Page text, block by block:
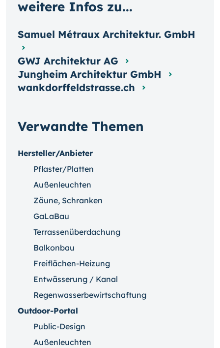
Verwandte Themen
Hersteller/Anbieter
Pflaster/Platten
Außenleuchten
Zäune, Schranken
GaLaBau
Terrassenüberdachung
Balkonbau
Freiflächen-Heizung
Entwässerung / Kanal
Regenwasserbewirtschaftung
Outdoor-Portal
Public-Design
Außenleuchten
weitere Infos zu...
Samuel Métraux Architektur. GmbH
GWJ Architektur AG
Jungheim Architektur GmbH
wankdorffeldstrasse.ch